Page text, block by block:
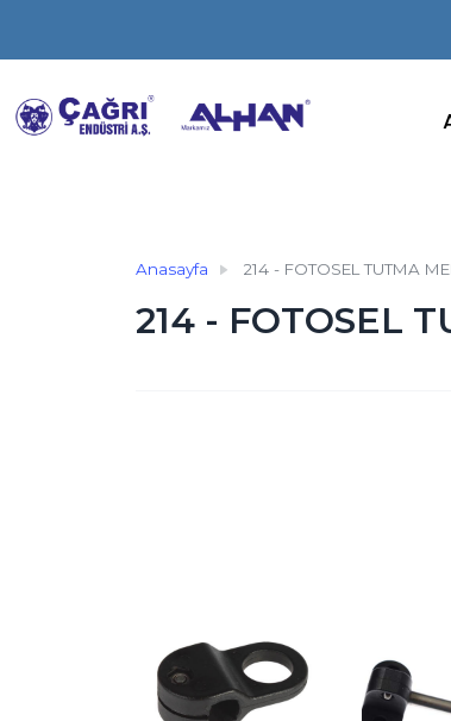
Anasayfa 214 - FOTOSEL TUTMA
214 - FOTOSEL